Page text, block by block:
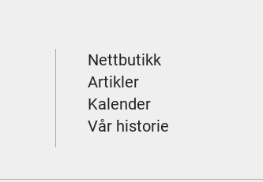
Nettbutikk
Artikler
Kalender
Vår historie